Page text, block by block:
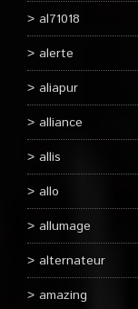
al71018
alerte
aliapur
alliance
allis
allo
allumage
alternateur
amazing